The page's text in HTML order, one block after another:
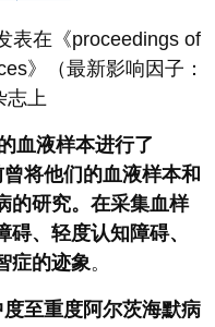
表在《proceedings of
》（最新影响因子：
志上
血液样本进行了
将他们的血液样本和
的研究。在采集血样
、轻度认知障碍、
症的迹象。
至重度阿尔茨海默病